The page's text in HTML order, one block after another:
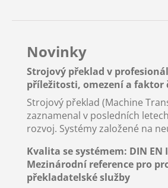
Novinky
Strojový překlad v
příležitosti, omezení a faktor
Strojový překlad (Machine
zaznamenal v posledních
rozvoj. Systémy založené na
Kvalita se systémem: DIN EN
Mezinárodní reference pro
překladatelské služby